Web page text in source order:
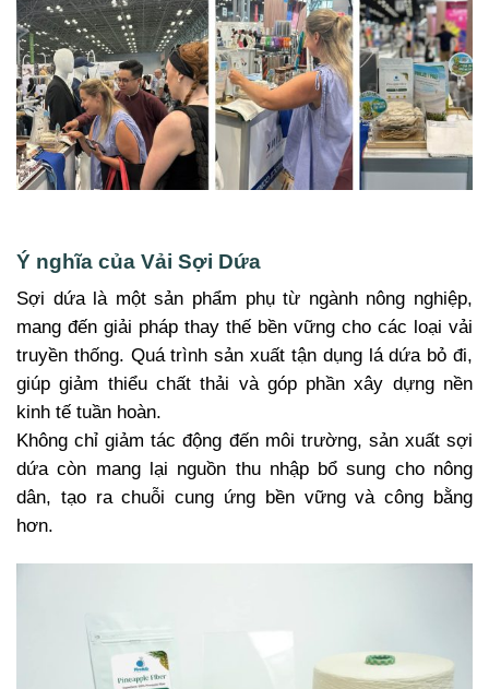
Ý nghĩa của Vải Sợi Dứa
Sợi dứa là một sản phẩm phụ từ ngành nông nghiệp,
mang đến giải pháp thay thế bền vững cho các loại vải
truyền thống. Quá trình sản xuất tận dụng lá dứa bỏ đi,
giúp giảm thiểu chất thải và góp phần xây dựng nền
kinh tế tuần hoàn.
Không chỉ giảm tác động đến môi trường, sản xuất sợi
dứa còn mang lại nguồn thu nhập bổ sung cho nông
dân, tạo ra chuỗi cung ứng bền vững và công bằng
hơn.